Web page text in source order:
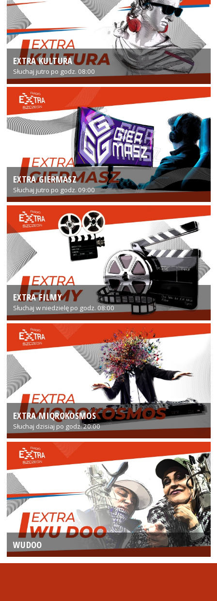
EXTRA KULTURA
Słuchaj jutro po godz. 08:00
EXTRA GIERMASZ
Słuchaj jutro po godz. 09:00
EXTRA FILMY
Słuchaj w niedzielę po godz. 08:00
EXTRA MIQROKOSMOS
Słuchaj dzisiaj po godz. 20:00
WUDOO